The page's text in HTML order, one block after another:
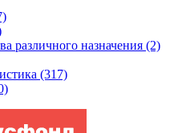
различного назначения (2)
(317)